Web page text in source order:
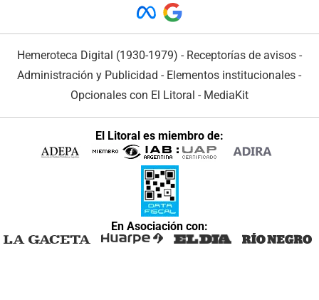
Hemeroteca Digital (1930-1979) - Receptorías de avisos -
Administración y Publicidad - Elementos institucionales -
Opcionales con El Litoral - MediaKit
El Litoral es miembro de:
En Asociación con: